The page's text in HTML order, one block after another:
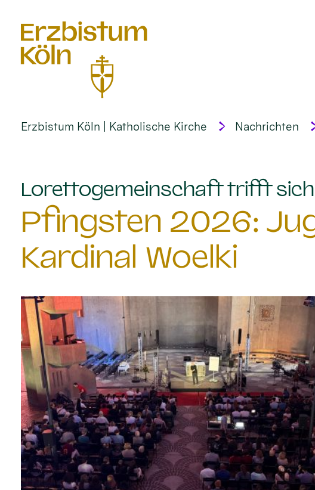
Erzbistum Köln | Katholische Kirche Nachrichten
Lorettogemeinschaft trifft sich
Pfingsten 2026:
Kardinal Woelki